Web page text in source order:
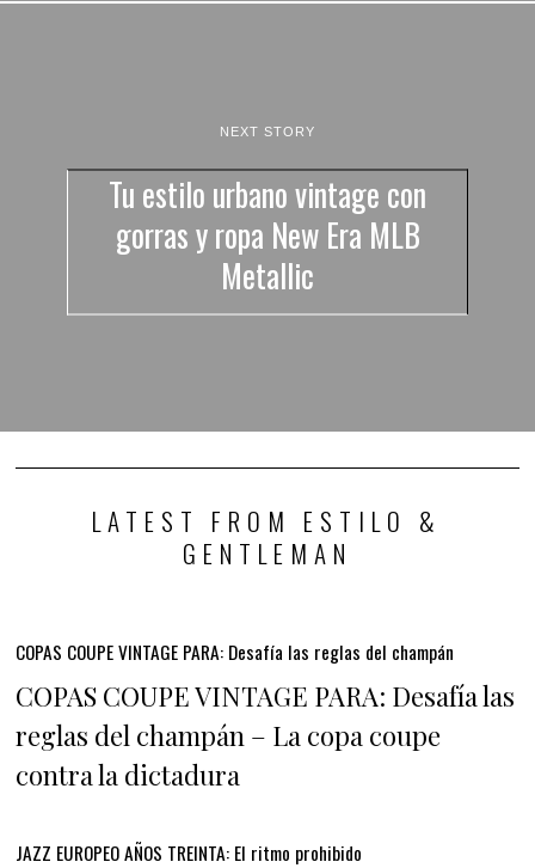
NEXT STORY
Tu estilo urbano vintage con
gorras y ropa New Era MLB
Metallic
LATEST FROM ESTILO &
GENTLEMAN
COPAS COUPE VINTAGE PARA: Desafía las reglas del champán
COPAS COUPE VINTAGE PARA: Desafía las
reglas del champán – La copa coupe
contra la dictadura
JAZZ EUROPEO AÑOS TREINTA: El ritmo prohibido